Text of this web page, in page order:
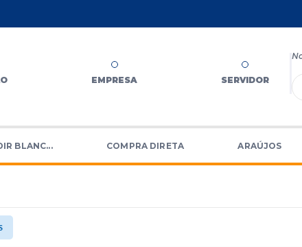
EMPRESA SERVIDOR
BLANC... COMPRA DIRETA ARAÚJOS